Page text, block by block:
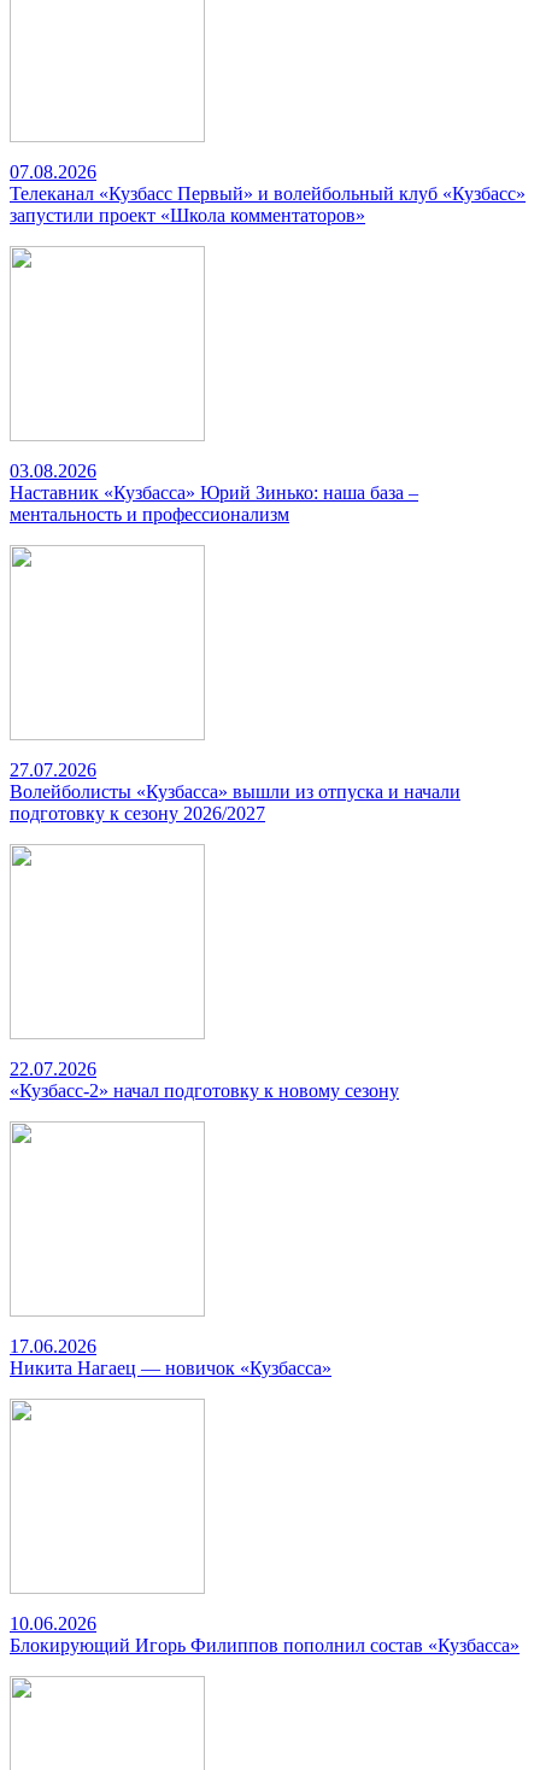
07.08.2026
Телеканал «Кузбасс Первый» и волейбольный клуб «Кузбасс»
запустили проект «Школа комментаторов»
03.08.2026
Наставник «Кузбасса» Юрий Зинько: наша база –
ментальность и профессионализм
27.07.2026
Волейболисты «Кузбасса» вышли из отпуска и начали
подготовку к сезону 2026/2027
22.07.2026
«Кузбасс-2» начал подготовку к новому сезону
17.06.2026
Никита Нагаец — новичок «Кузбасса»
10.06.2026
Блокирующий Игорь Филиппов пополнил состав «Кузбасса»